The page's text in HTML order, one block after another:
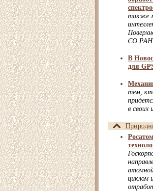
также
СО РАН
В
для
тем,
в своих
циклом